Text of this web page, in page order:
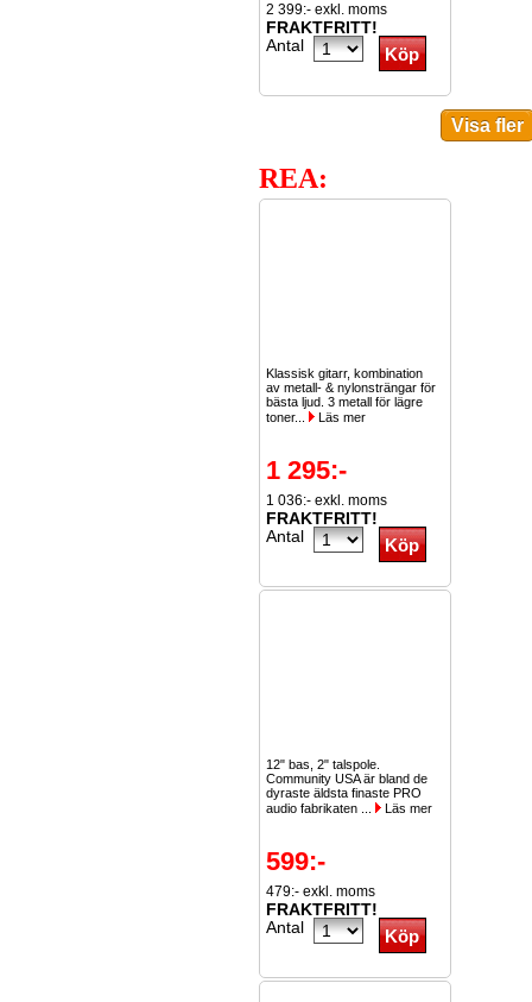
2 399:- exkl. moms
FRAKTFRITT!
Antal
REA:
Klassisk gitarr, kombination
av metall- & nylonsträngar för
bästa ljud. 3 metall för lägre
toner...
Läs mer
1 295:-
1 036:- exkl. moms
FRAKTFRITT!
Antal
12" bas, 2" talspole.
Community USA är bland de
dyraste äldsta finaste PRO
audio fabrikaten ...
Läs mer
599:-
479:- exkl. moms
FRAKTFRITT!
Antal